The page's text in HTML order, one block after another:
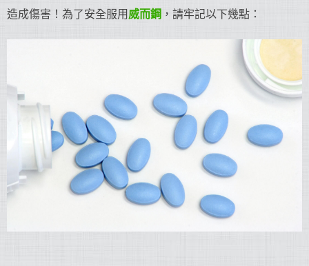
造成傷害！為了安全服用 威而鋼 ，請牢記以下幾點：